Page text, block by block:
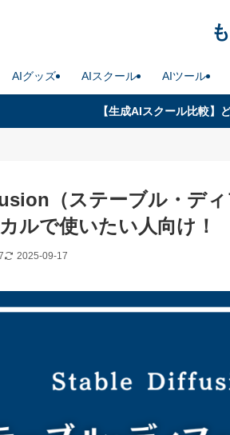
AIグッズ AIスクール AIツール
【生成AIスクール比較】
（ステーブル・デ
ルで使いたい人向け！
2025-09-17